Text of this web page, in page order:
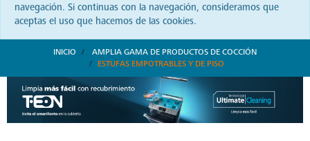
navegación. Si continuas con la navegación, consideramos que
aceptas el uso que hacemos de las cookies.
INICIO
AMPLIA GAMA DE PRODUCTOS DE COCCIÓN
ESTUFAS EMPOTRABLES Y DE PISO